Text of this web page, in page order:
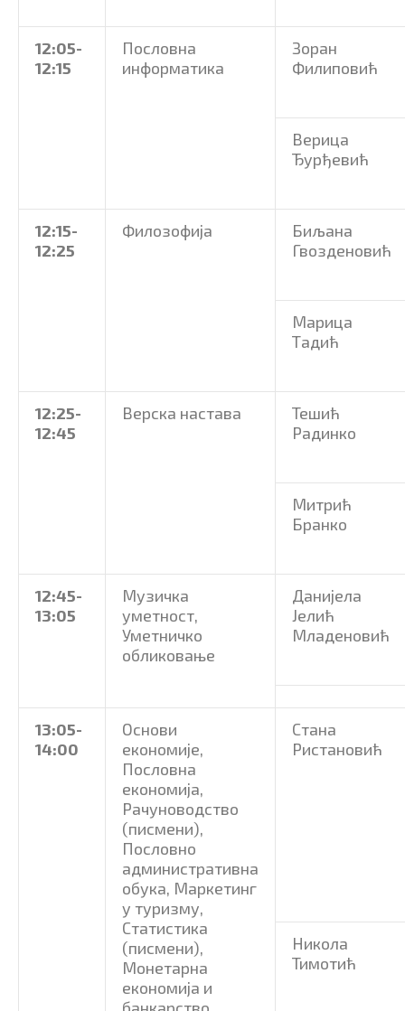
12:05-
12:15
Пословна
информатика
Зоран
Филиповић
Верица
Ђурђевић
12:15-
12:25
Филозофија
Биљана
Гвозденовић
Марица
Тадић
12:25-
12:45
Верска настава
Тешић
Радинко
Митрић
Бранко
12:45-
13:05
Музичка
уметност,
Уметничко
обликовање
Данијела
Јелић
Младеновић
13:05-
14:00
Основи
економије,
Пословна
економија,
Рачуноводство
(писмени),
Пословно
административна
обука, Маркетинг
у туризму,
Статистика
(писмени),
Монетарна
економија и
Стана
Ристановић
Никола
Тимотић